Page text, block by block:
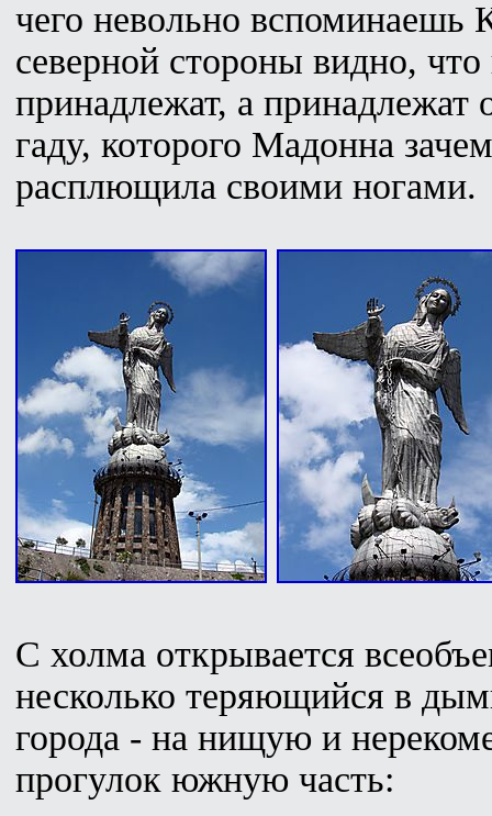
чего невольно вспоминаешь
северной стороны видно,
принадлежат, а
гаду, которого Мадонна
расплющила своими ногами.
С холма открывается
несколько теряющийся в
города - на нищую и
прогулок южную часть: